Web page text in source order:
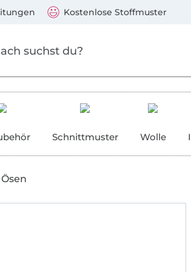
Kostenlose Stoffmuster
Schnittmuster Wolle
Ösen
Mastercard, PayPal, Giropay, Kauf